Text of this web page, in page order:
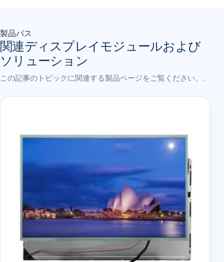
製品パス
関連ディスプレイモジュールおよび
ソリューション
この記事のトピックに関連する製品ページをご覧ください。.